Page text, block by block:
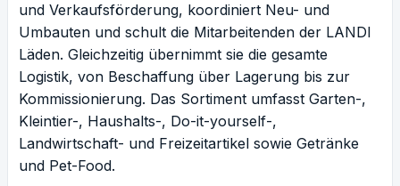
und Verkaufsförderung, koordiniert Neu- und
Umbauten und schult die Mitarbeitenden der LANDI
Läden. Gleichzeitig übernimmt sie die gesamte
Logistik, von Beschaffung über Lagerung bis zur
Kommissionierung. Das Sortiment umfasst Garten-,
Kleintier-, Haushalts-, Do-it-yourself-,
Landwirtschaft- und Freizeitartikel sowie Getränke
und Pet-Food.